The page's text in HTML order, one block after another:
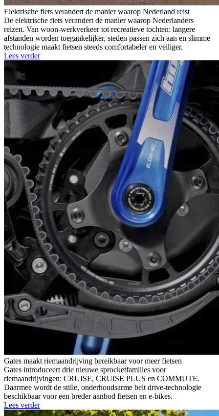
Elektrische fiets verandert de manier waarop Nederland reist
De elektrische fiets verandert de manier waarop Nederlanders
reizen. Van woon-werkverkeer tot recreatieve tochten: langere
afstanden worden toegankelijker, steden passen zich aan en slimme
technologie maakt fietsen steeds comfortabeler en veiliger.
Lees verder
Gates maakt riemaandrijving bereikbaar voor meer fietsen
Gates introduceert drie nieuwe sprocketfamilies voor
riemaandrijvingen: CRUISE, CRUISE PLUS en COMMUTE.
Daarmee wordt de stille, onderhoudsarme belt drive-technologie
beschikbaar voor een breder aanbod fietsen en e-bikes.
Lees verder